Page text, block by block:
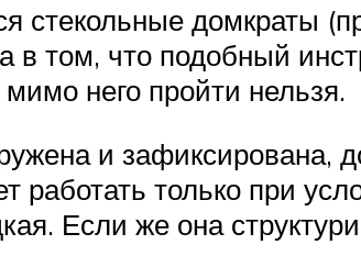
стекольные домкраты
в том, что подобный
него пройти нельзя.
и зафиксирована,
работать только при
Если же она